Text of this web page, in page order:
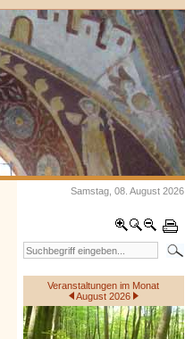
Samstag, 08. August 2026
Veranstaltungen im Monat
August 2026